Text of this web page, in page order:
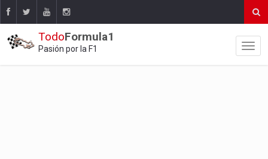
TodoFormula1
Pasión por la F1